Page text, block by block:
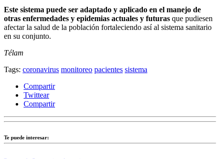
Este sistema puede ser adaptado y aplicado en el manejo de
otras enfermedades y epidemias actuales y futuras que pudiesen
afectar la salud de la población fortaleciendo así al sistema sanitario
en su conjunto.
Télam
Tags: coronavirus monitoreo pacientes sistema
Compartir
Twittear
Compartir
Te puede interesar: